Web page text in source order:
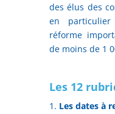
des élus des
en
réforme
de moins de 1
Les 12
Les dates à